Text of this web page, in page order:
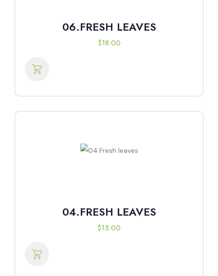
06.FRESH LEAVES
$18.00
04.FRESH LEAVES
$15.00